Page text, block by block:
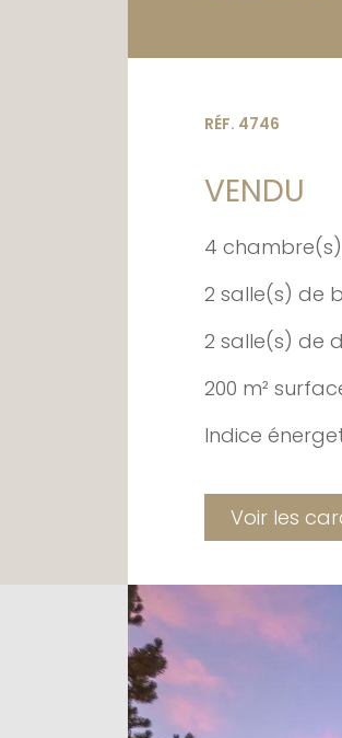
RÉF. 4746
VENDU
4 chambre(s)
2 salle(s) de
2 salle(s) de
200 m²
Indice
Voir les